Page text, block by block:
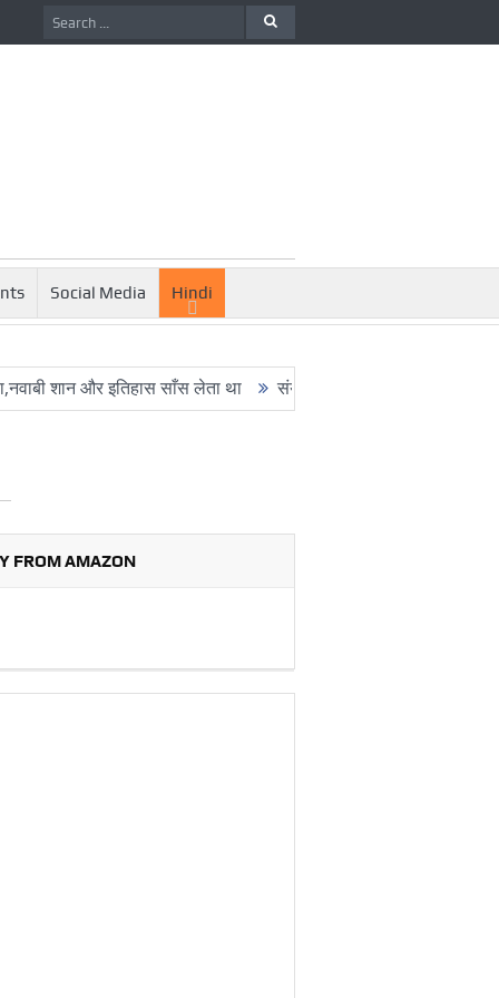
Social Media Hindi
और इतिहास साँस लेता था संयुक्त अरब अमीरात में दो ह्यूमनॉइड रोबोट्स
FROM AMAZON